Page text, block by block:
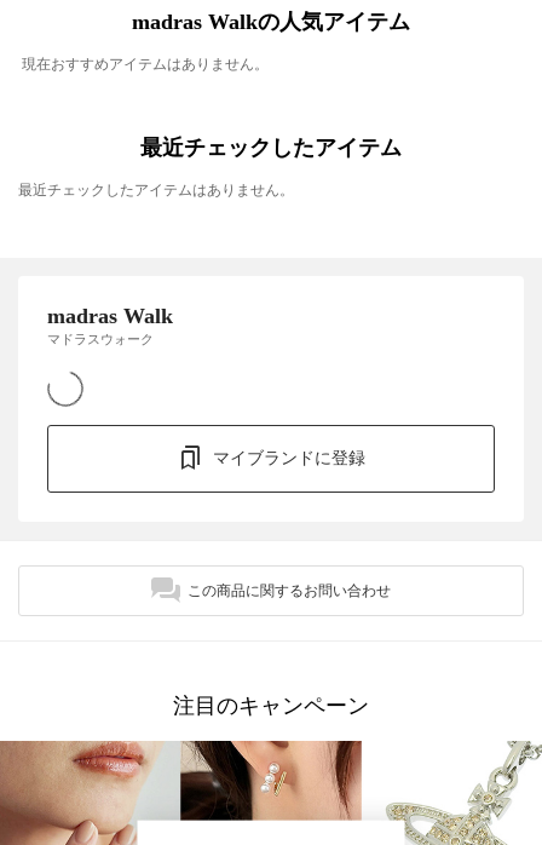
madras Walkの人気アイテム
現在おすすめアイテムはありません。
最近チェックしたアイテム
最近チェックしたアイテムはありません。
madras Walk
マドラスウォーク
マイブランドに登録
この商品に関するお問い合わせ
注目のキャンペーン